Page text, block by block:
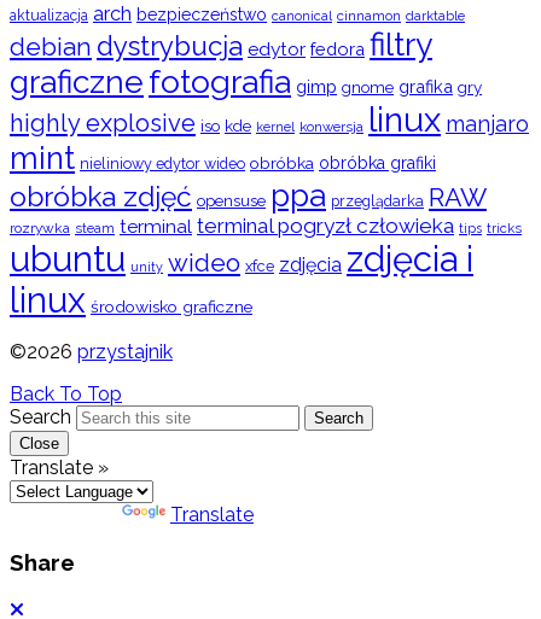
aktualizacja arch bezpieczeństwo canonical cinnamon darktable
debian dystrybucja edytor fedora filtry
graficznefotografia gimp gnome grafika gry
highly explosive iso kde kernel konwersja linux manjaro
mint nieliniowy edytor wideo obróbka obróbka grafiki
obróbka zdjęć opensuse ppa przeglądarka RAW
rozrywka steam terminal terminal pogryzł człowieka tips tricks
ubuntu unity wideo xfce zdjęcia zdjęcia i
linux środowisko graficzne
©2026 przystajnik
Back To Top
Search
Search
Close
Translate »
Translate
Share